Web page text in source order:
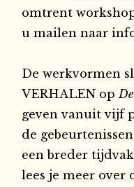
omtrent
u mailen naar
De werkvormen
VERHALEN op
geven vanuit vijf
de
een breder
lees je meer over